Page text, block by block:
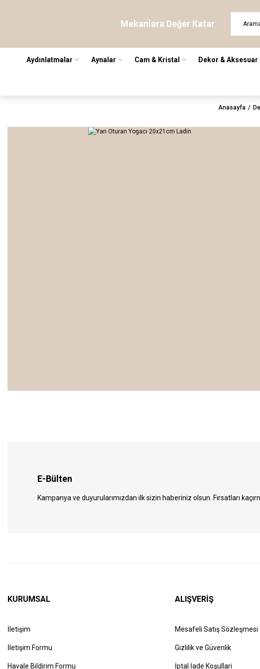
Mekanlara Değer Katar
Aydınlatmalar Aynalar Cam & Kristal Dekor & Aksesuar
Anasayfa
E-Bülten
Kampanya ve duyurularımızdan ilk sizin haberiniz olsun. Fırsatları
KURUMSAL
İletişim
İletişim Formu
Havale Bildirim Formu
ALIŞVERİŞ
Mesafeli Satış Sözleşmesi
Gizlilik ve Güvenlik
İptal İade Koşullari